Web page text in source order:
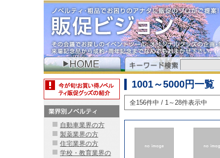
1001～5000円一覧
全156件中 / 1～28件表示中
自動車業界の方
製薬業界の方
住宅業界の方
学校・教育業界の